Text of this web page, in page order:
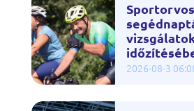
2026-08-3